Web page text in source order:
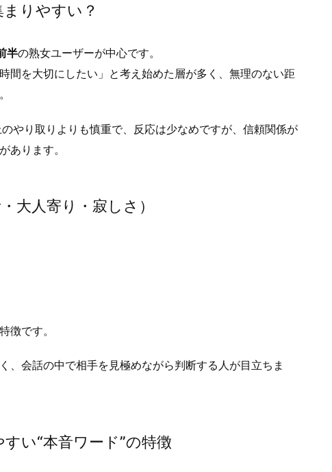
りやすい？
半の熟女ユーザーが中心です。
間を大切にしたい」と考え始めた層が多く、無理のない距
やり取りよりも慎重で、反応は少なめですが、信頼関係が
あります。
大人寄り・寂しさ）
徴です。
、会話の中で相手を見極めながら判断する人が目立ちま
い“本音ワード”の特徴